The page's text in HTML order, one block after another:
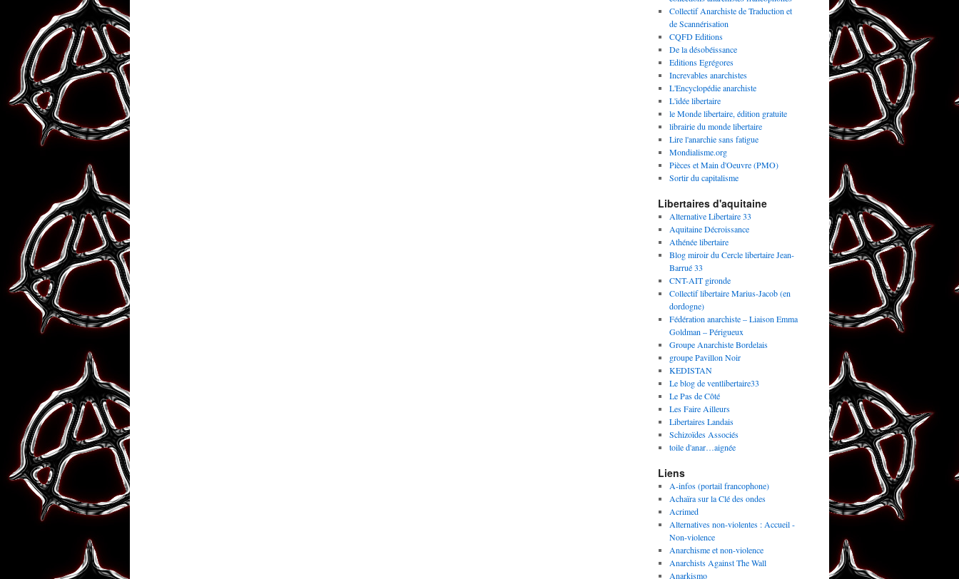
Collectif Anarchiste de Traduction et
de Scannérisation
CQFD Editions
De la désobéissance
Editions Egrégores
Increvables anarchistes
L'Encyclopédie anarchiste
L'idée libertaire
le Monde libertaire, édition gratuite
librairie du monde libertaire
Lire l'anarchie sans fatigue
Mondialisme.org
Pièces et Main d'Oeuvre (PMO)
Sortir du capitalisme
Libertaires d'aquitaine
Alternative Libertaire 33
Aquitaine Décroissance
Athénée libertaire
Blog miroir du Cercle libertaire Jean-
Barrué 33
CNT-AIT gironde
Collectif libertaire Marius-Jacob (en
dordogne)
Fédération anarchiste – Liaison Emma
Goldman – Périgueux
Groupe Anarchiste Bordelais
groupe Pavillon Noir
KEDISTAN
Le blog de ventlibertaire33
Le Pas de Côté
Les Faire Ailleurs
Libertaires Landais
Schizoïdes Associés
toile d'anar…aignée
Liens
A-infos (portail francophone)
Achaïra sur la Clé des ondes
Acrimed
Alternatives non-violentes : Accueil -
Non-violence
Anarchisme et non-violence
Anarchists Against The Wall
Anarkismo